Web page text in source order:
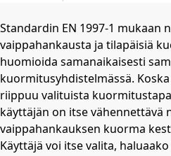
Standardin EN 1997-1 mukaan
vaippahankausta ja tilapäisiä
huomioida samanaikaisesti
kuormitusyhdistelmässä.
riippuu valituista
käyttäjän on itse vähennettävä
vaippahankauksen kuorma
Käyttäjä voi itse valita,